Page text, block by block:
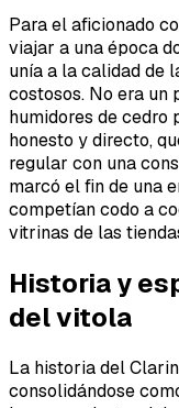
Para el aficionado
viajar a una época
unía a la calidad de
costosos. No era un
humidores de cedro
honesto y directo,
regular con una
marcó el fin de una
competían codo a
vitrinas de las
Historia y
del vitola
La historia del
consolidándose